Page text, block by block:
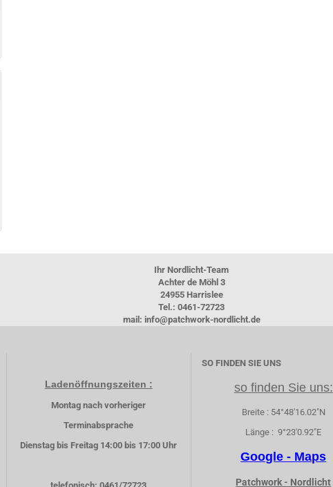
Ihr Nordlicht-Team
Achter de Möhl 3
24955 Harrislee
Tel.: 0461-72723
mail: info@patchwork-nordlicht.de
Ladenöffnungszeiten :
Montag nach vorheriger
Terminabsprache
Dienstag bis Freitag 14:00 bis 17:00 Uhr
SO FINDEN SIE UNS
so finden Sie uns:
Breite : 54°48'16.02"N
Länge : 9°23'0.92"E
Google - Maps
Patchwork - Nordlicht